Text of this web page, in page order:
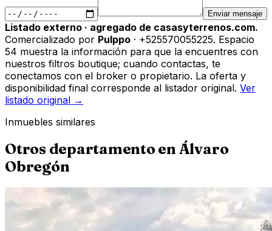
Enviar mensaje
Listado externo · agregado de casasyterrenos.com.
Comercializado por Pulppo · +525570055225. Espacio
54 muestra la información para que la encuentres con
nuestros filtros boutique; cuando contactas, te
conectamos con el broker o propietario. La oferta y
disponibilidad final corresponde al listador original. Ver
listado original →
Inmuebles similares
Otros departamentoenÁlvaro
Obregón